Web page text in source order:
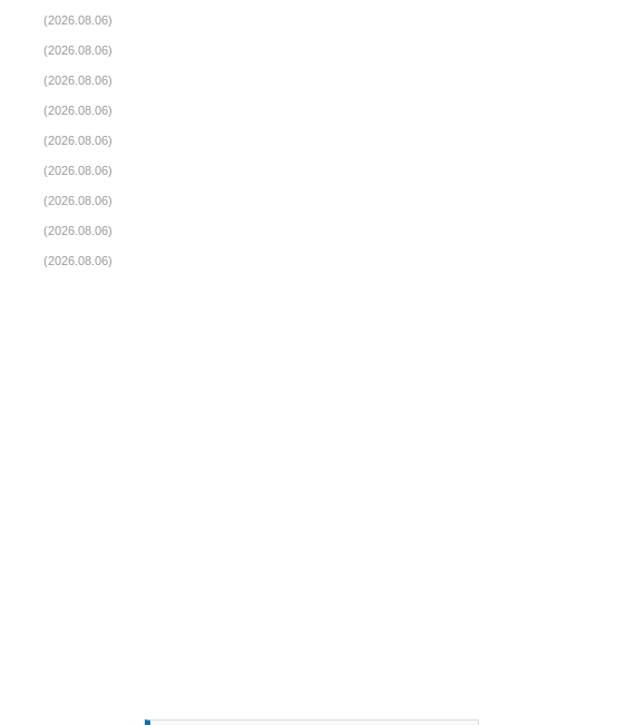
(2026.08.06)
(2026.08.06)
(2026.08.06)
(2026.08.06)
(2026.08.06)
(2026.08.06)
(2026.08.06)
(2026.08.06)
(2026.08.06)